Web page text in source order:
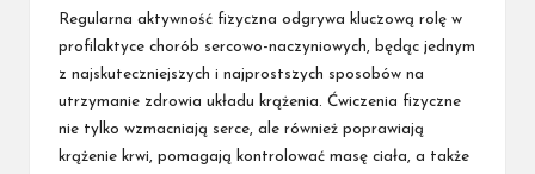
Regularna aktywność fizyczna odgrywa kluczową rolę w
profilaktyce chorób sercowo-naczyniowych, będąc jednym
z najskuteczniejszych i najprostszych sposobów na
utrzymanie zdrowia układu krążenia. Ćwiczenia fizyczne
nie tylko wzmacniają serce, ale również poprawiają
krążenie krwi, pomagają kontrolować masę ciała, a także